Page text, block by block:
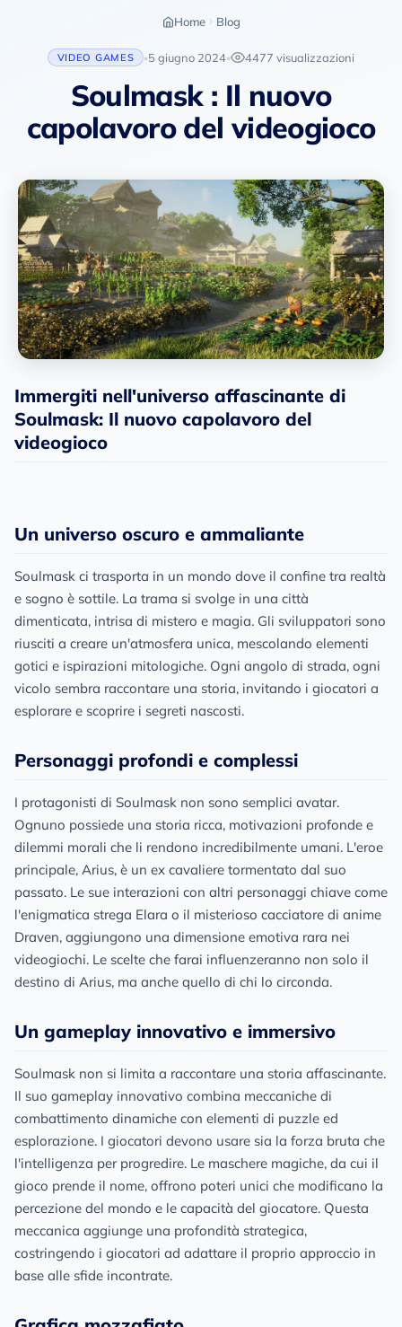
Home Blog
VIDEO GAMES •5 giugno 2024• 4477 visualizzazioni
Soulmask : Il nuovo
capolavoro del videogioco
Immergiti nell'universo affascinante di
Soulmask: Il nuovo capolavoro del
videogioco
Un universo oscuro e ammaliante
Soulmask ci trasporta in un mondo dove il confine tra realtà
e sogno è sottile. La trama si svolge in una città
dimenticata, intrisa di mistero e magia. Gli sviluppatori sono
riusciti a creare un'atmosfera unica, mescolando elementi
gotici e ispirazioni mitologiche. Ogni angolo di strada, ogni
vicolo sembra raccontare una storia, invitando i giocatori a
esplorare e scoprire i segreti nascosti.
Personaggi profondi e complessi
I protagonisti di Soulmask non sono semplici avatar.
Ognuno possiede una storia ricca, motivazioni profonde e
dilemmi morali che li rendono incredibilmente umani. L'eroe
principale, Arius, è un ex cavaliere tormentato dal suo
passato. Le sue interazioni con altri personaggi chiave come
l'enigmatica strega Elara o il misterioso cacciatore di anime
Draven, aggiungono una dimensione emotiva rara nei
videogiochi. Le scelte che farai influenzeranno non solo il
destino di Arius, ma anche quello di chi lo circonda.
Un gameplay innovativo e immersivo
Soulmask non si limita a raccontare una storia affascinante.
Il suo gameplay innovativo combina meccaniche di
combattimento dinamiche con elementi di puzzle ed
esplorazione. I giocatori devono usare sia la forza bruta che
l'intelligenza per progredire. Le maschere magiche, da cui il
gioco prende il nome, offrono poteri unici che modificano la
percezione del mondo e le capacità del giocatore. Questa
meccanica aggiunge una profondità strategica,
costringendo i giocatori ad adattare il proprio approccio in
base alle sfide incontrate.